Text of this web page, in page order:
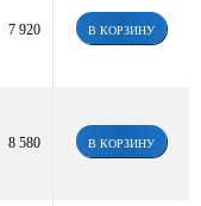
7 920 В КОРЗИНУ
8 580 В КОРЗИНУ